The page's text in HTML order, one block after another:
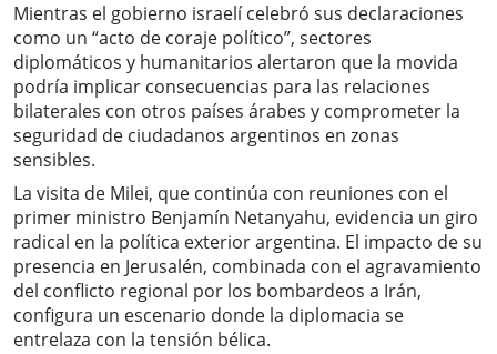
Mientras el gobierno israelí celebró sus declaraciones
como un “acto de coraje político”, sectores
diplomáticos y humanitarios alertaron que la movida
podría implicar consecuencias para las relaciones
bilaterales con otros países árabes y comprometer la
seguridad de ciudadanos argentinos en zonas
sensibles.
La visita de Milei, que continúa con reuniones con el
primer ministro Benjamín Netanyahu, evidencia un giro
radical en la política exterior argentina. El impacto de su
presencia en Jerusalén, combinada con el agravamiento
del conflicto regional por los bombardeos a Irán,
configura un escenario donde la diplomacia se
entrelaza con la tensión bélica.